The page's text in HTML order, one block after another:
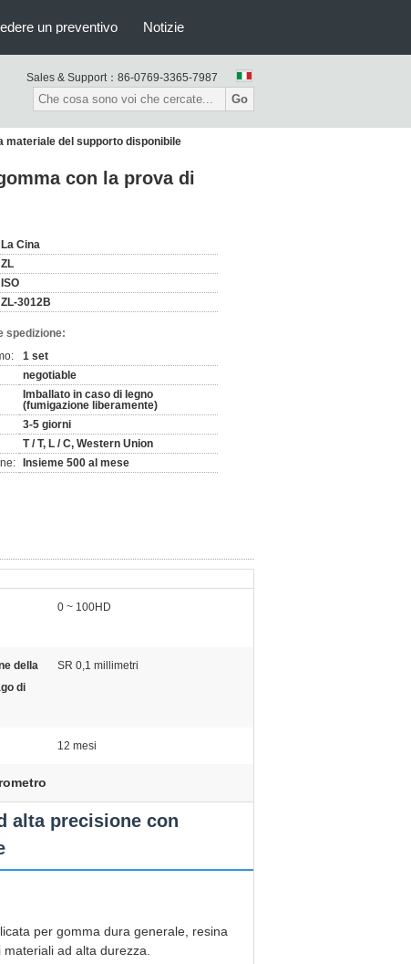
un preventivo Notizie
Sales & Support： 86-0769-3365-7987
Go
materiale del supporto disponibile
con la prova di
La Cina
ZL
ISO
ZL-3012B
spedizione:
1 set
negotiable
Imballato in caso di legno
(fumigazione liberamente)
3-5 giorni
T / T, L / C, Western Union
Insieme 500 al mese
0 ~ 100HD
della
di
SR 0,1 millimetri
12 mesi
alta precisione con
per gomma dura generale, resina
ad alta durezza.